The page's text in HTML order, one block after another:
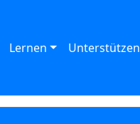
Lernen Unterstützen